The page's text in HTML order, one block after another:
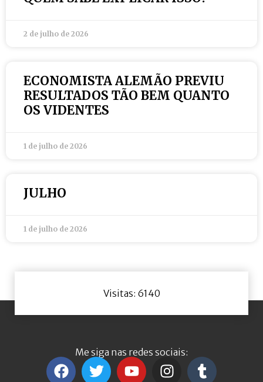
2 de julho de 2026
ECONOMISTA ALEMÃO PREVIU
RESULTADOS TÃO BEM QUANTO
OS VIDENTES
1 de julho de 2026
JULHO
1 de julho de 2026
Visitas: 6140
Me siga nas redes sociais: